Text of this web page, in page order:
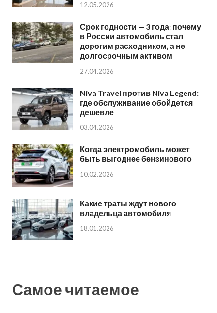
12.05.2026
Срок годности — 3 года: почему
в России автомобиль стал
дорогим расходником, а не
долгосрочным активом
27.04.2026
Niva Travel против Niva Legend:
где обслуживание обойдется
дешевле
03.04.2026
Когда электромобиль может
быть выгоднее бензинового
10.02.2026
Какие траты ждут нового
владельца автомобиля
18.01.2026
Самое читаемое